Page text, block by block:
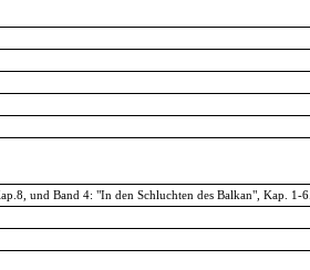
und Band 4: "In den Schluchten des Balkan", Kap. 1-6.